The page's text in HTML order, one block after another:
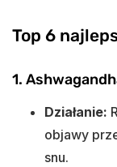
Top 6
1.
Działanie:
objawy
snu.